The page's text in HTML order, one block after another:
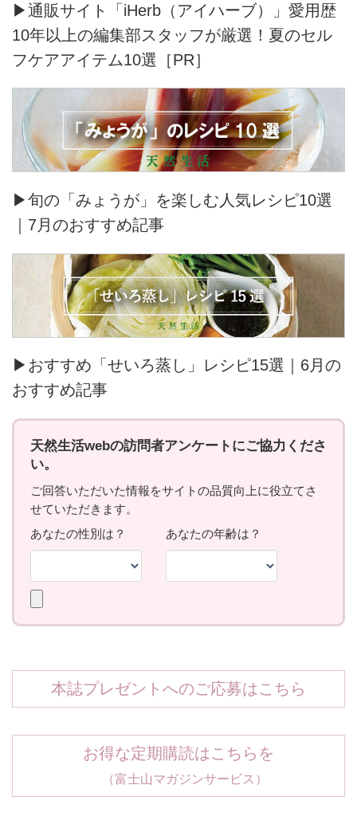
▶通販サイト「iHerb（アイハーブ）」愛用歴
10年以上の編集部スタッフが厳選！夏のセル
フケアアイテム10選［PR］
▶旬の「みょうが」を楽しむ人気レシピ10選
｜7月のおすすめ記事
▶おすすめ「せいろ蒸し」レシピ15選｜6月の
おすすめ記事
本誌プレゼントへのご応募はこちら
お得な定期購読はこちらを
（富士山マガジンサービス）